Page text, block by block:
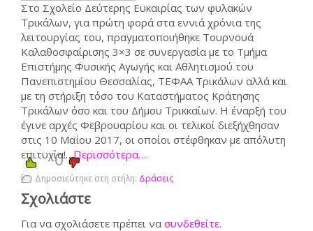
Στο Σχολείο Δεύτερης Ευκαιρίας των φυλακών
Τρικάλων, για πρώτη φορά στα εννιά χρόνια της
λειτουργίας του, πραγματοποιήθηκε Τουρνουά
Καλαθοσφαίρισης 3×3 σε συνεργασία με το Τμήμα
Επιστήμης Φυσικής Αγωγής και Αθλητισμού του
Πανεπιστημίου Θεσσαλίας, ΤΕΦΑΑ Τρικάλων αλλά και
με τη στήριξη τόσο του Καταστήματος Κράτησης
Τρικάλων όσο και του Δήμου Τρικκαίων. Η έναρξή του
έγινε αρχές Φεβρουαρίου και οι τελικοί διεξήχθησαν
στις 10 Μαΐου 2017, οι οποίοι στέφθηκαν με απόλυτη
επιτυχία!…Περισσότερα….
0
Δημοσιεύτηκε στη στήλη: Δράσεις
Σχολιάστε
Για να σχολιάσετε πρέπει να συνδεθείτε.